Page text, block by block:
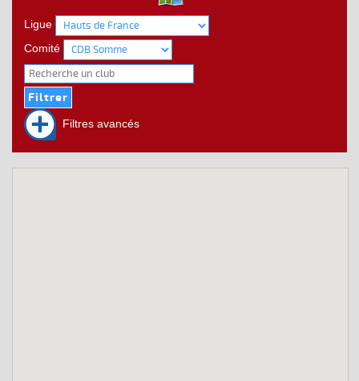
Ligue
Comité
Filtres avancés